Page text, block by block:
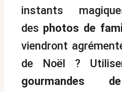
instants
des photos de
viendront
de Noël ?
gourmandes